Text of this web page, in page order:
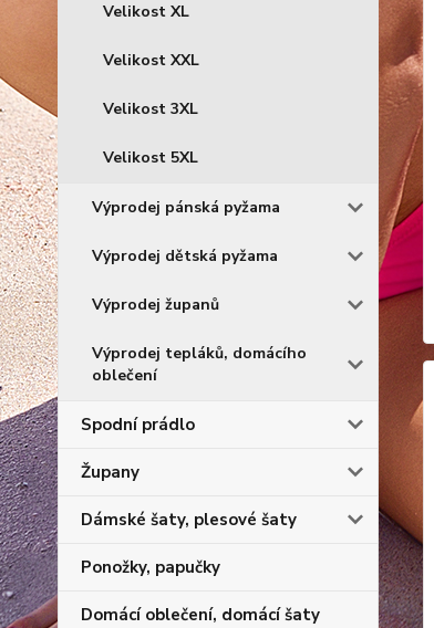
Velikost XL
Velikost XXL
Velikost 3XL
Velikost 5XL
Výprodej pánská pyžama
Výprodej dětská pyžama
Výprodej županů
Výprodej tepláků, domácího
oblečení
Spodní prádlo
Župany
Dámské šaty, plesové šaty
Ponožky, papučky
Domácí oblečení, domácí šaty